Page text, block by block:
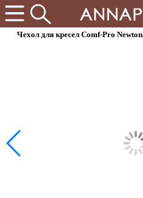
Чехол для кресел Comf-Pro